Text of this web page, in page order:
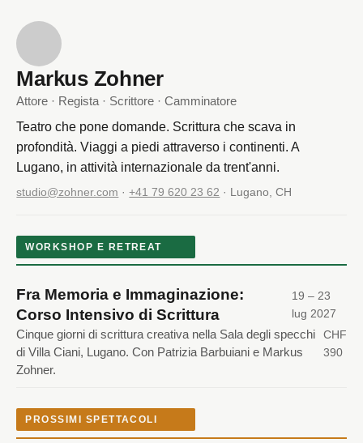
Markus Zohner
Attore · Regista · Scrittore · Camminatore
Teatro che pone domande. Scrittura che scava in
profondità. Viaggi a piedi attraverso i continenti. A
Lugano, in attività internazionale da trent'anni.
studio@zohner.com ·+41 79 620 23 62 · Lugano, CH
WORKSHOP E RETREAT
Fra Memoria e Immaginazione:
Corso Intensivo di Scrittura
19 – 23
lug 2027
Cinque giorni di scrittura creativa nella Sala degli specchi
di Villa Ciani, Lugano. Con Patrizia Barbuiani e Markus
Zohner.
CHF
390
PROSSIMI SPETTACOLI